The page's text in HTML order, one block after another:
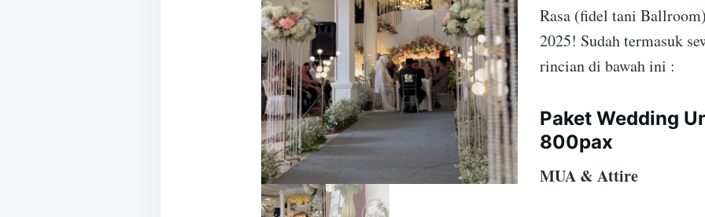
Rasa (fidel tani
2025! Sudah termasuk
rincian di bawah ini :
Paket Wedding
800pax
MUA & Attire